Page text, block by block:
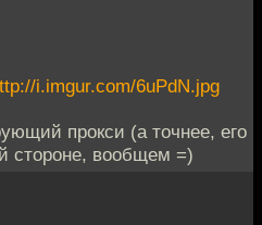
i.imgur.com/6uPdN.jpg
прокси (а точнее, его
стороне, вообщем =)